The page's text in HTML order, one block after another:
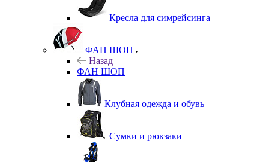
Кресла для симрейсинга
ФАН ШОП
Назад
ФАН ШОП
Клубная одежда и обувь
Сумки и рюкзаки